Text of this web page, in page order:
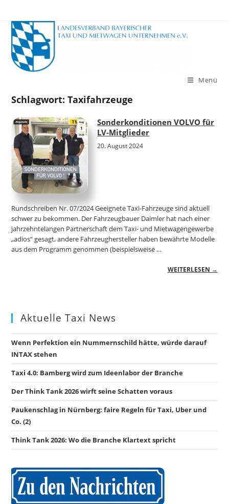
Inhalt
springen
Menü
Schlagwort:Taxifahrzeuge
Sonderkonditionen VOLVO für
LV-Mitglieder
20. August 2024
Rundschreiben Nr. 07/2024 Geeignete Taxi-Fahrzeuge sind aktuell
schwer zu bekommen. Der Fahrzeugbauer Daimler hat nach einer
jahrzehntelangen Partnerschaft dem Taxi- und Mietwagengewerbe
„adios“ gesagt, andere Fahrzeughersteller haben bewährte Modelle
aus dem Programm genommen (beispielsweise …
WEITERLESEN →
Aktuelle Taxi News
Wenn Perfektion ein Nummernschild hätte, würde darauf
INTAX stehen
Taxi 4.0: Bamberg wird zum Ideenlabor der Branche
Der Think Tank 2026 wirft seine Schatten voraus
Paukenschlag in Nürnberg: faire Regeln für Taxi, Uber und
Co. (2)
Think Tank 2026: Wo die Branche Klartext spricht